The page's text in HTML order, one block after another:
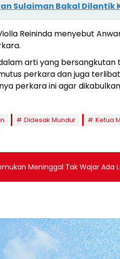
Sulaiman Bakal Dilantik
Reininda menyebut
arti yang
perkara dan juga
perkara ini agar
Didesak Mundur Ketua
Meninggal Tak Wajar Ada